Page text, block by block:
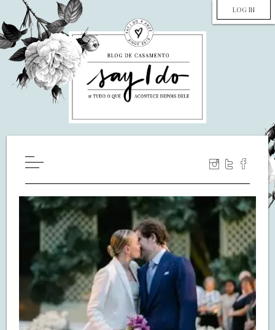
LOG IN
WILL YOU MARRY ME?
LUA DE MEL
COZINHA
DECORAÇÃO
DE NOIVA PRA NOIVA
S.O.S CASADAS
FALE COM O SAY I DO